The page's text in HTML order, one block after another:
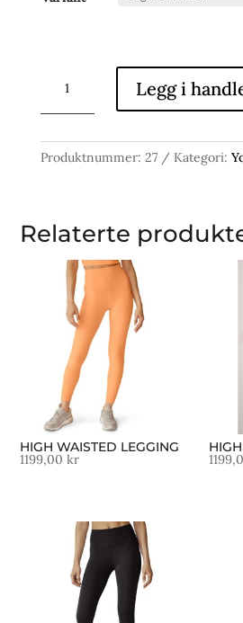
WAISTED
LEGGING
Legg i
Produktnummer: 27 Kategori:
Relaterte
HIGH WAISTED LEGGING
1199,00kr